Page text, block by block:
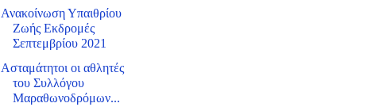
Ανακοίνωση Υπαιθρίου
Ζωής Εκδρομές
Σεπτεμβρίου 2021
Ασταμάτητοι οι αθλητές
του Συλλόγου
Μαραθωνοδρόμων...